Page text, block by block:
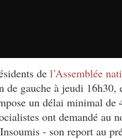
de l’Assemblée
de gauche à jeudi
un délai minimal de
ont demandé au
- son report au